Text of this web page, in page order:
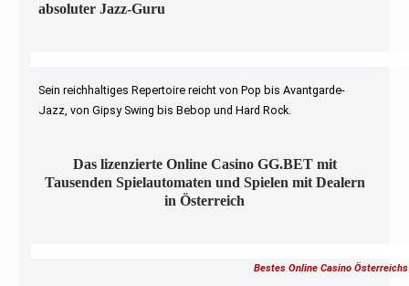
absoluter Jazz-Guru
Sein reichhaltiges Repertoire reicht von Pop bis Avantgarde-
Jazz, von Gipsy Swing bis Bebop und Hard Rock.
Das lizenzierte Online Casino GG.BET mit
Tausenden Spielautomaten und Spielen mit Dealern
in Österreich
Bestes Online Casino Österreichs